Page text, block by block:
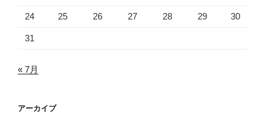
24 25 26 27 28 29 30
31
« 7月
アーカイブ